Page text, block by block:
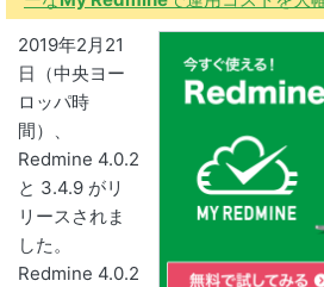
2019年2月21
日（中央ヨー
ロッパ時
間）、
Redmine 4.0.2
と 3.4.9 がリ
リースされま
した。
Redmine 4.0.2